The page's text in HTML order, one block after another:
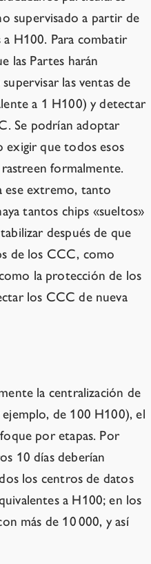
supervisado a partir de
a H100. Para combatir
las Partes harán
las ventas de
a 1 H100) y detectar
Se podrían adoptar
exigir que todos esos
formalmente.
ese extremo, tanto
tantos chips «sueltos»
después de que
de los CCC, como
la protección de los
los CCC de nueva
la centralización de
de 100 H100), el
por etapas. Por
10 días deberían
los centros de datos
a H100; en los
más de 10 000, y así